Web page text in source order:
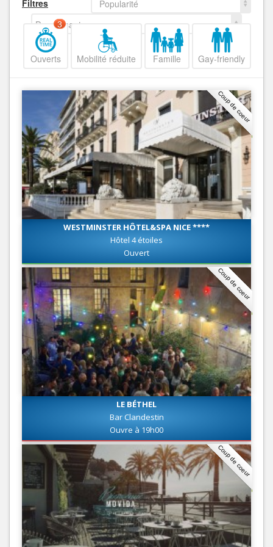
Filtres
Popularité
Decroissant
Ouverts
3
Mobilité réduite Famille Gay-friendly
Coup de coeur
WESTMINSTER HÔTEL&SPA NICE ****
Hôtel 4 étoiles
Ouvert
Coup de coeur
LE BÉTHEL
Bar Clandestin
Ouvre à 19h00
Coup de coeur